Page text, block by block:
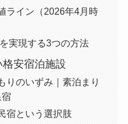
ライン（2026年4月時
実現する3つの方法
安宿泊施設
りのいずみ｜素泊まり
宿という選択肢